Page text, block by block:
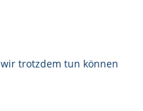
trotzdem tun können